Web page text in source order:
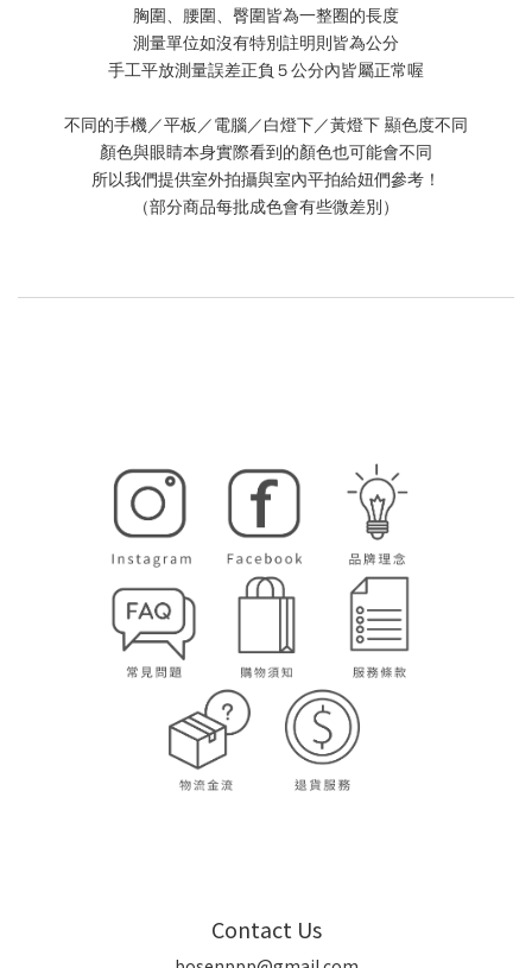
胸圍、腰圍、臀圍皆為一整圈的長度
測量單位如沒有特別註明則皆為公分
手工平放測量誤差正負５公分內皆屬正常喔
不同的手機／平板／電腦／白燈下／黃燈下 顯色度不同
顏色與眼睛本身實際看到的顏色也可能會不同
所以我們提供室外拍攝與室內平拍給妞們參考！
（部分商品每批成色會有些微差別）
Contact Us